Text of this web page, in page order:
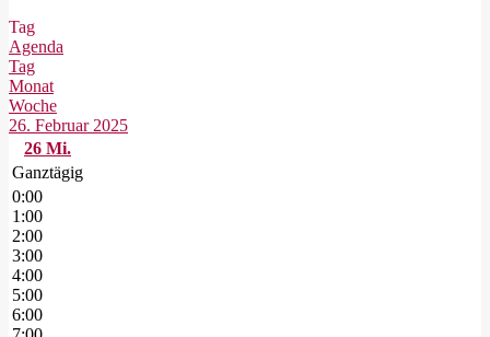
Tag
Agenda
Tag
Monat
Woche
26. Februar 2025
26 Mi.
Ganztägig
0:00
1:00
2:00
3:00
4:00
5:00
6:00